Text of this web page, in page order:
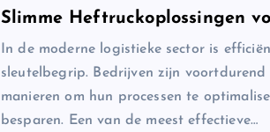
Slimme Heftruckoplossingen
In de moderne logistieke sector is
sleutelbegrip. Bedrijven zijn voortdurend
manieren om hun processen te
besparen. Een van de meest effectieve…